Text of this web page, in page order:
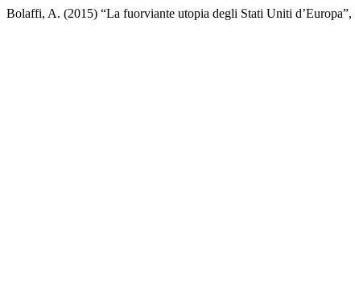
Bolaffi, A. (2015) “La fuorviante utopia degli Stati Uniti d’Europa”,